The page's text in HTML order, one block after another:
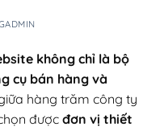
không chỉ là bộ
cụ bán hàng và
hàng trăm công ty
được đơn vị thiết